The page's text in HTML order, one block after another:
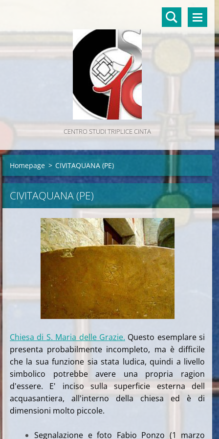
CENTRO STUDI TRIPLICE CINTA
Homepage > CIVITAQUANA (PE)
CIVITAQUANA (PE)
Chiesa di S. Maria delle Grazie. Questo esemplare si
presenta probabilmente incompleto, ma è difficile
che la sua funzione sia stata ludica, quindi a livello
simbolico potrebbe avere una propria ragion
d'essere. E' inciso sulla superficie esterna dell
acquasantiera, all'interno della chiesa ed è di
dimensioni molto piccole.
Segnalazione e foto Fabio Ponzo (1 marzo